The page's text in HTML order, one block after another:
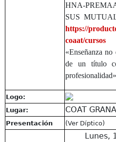
HNA-
SUS
https://
coaat/cursos
«Enseñanza
de un título
profesionalidad»
Logo:
Lugar:
COAT
Presentación (Ver Díptico)
Lunes,